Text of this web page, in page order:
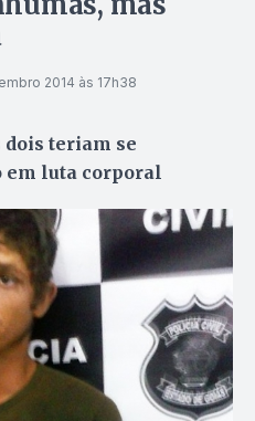
2014 às 17h38
dois teriam se
em luta corporal